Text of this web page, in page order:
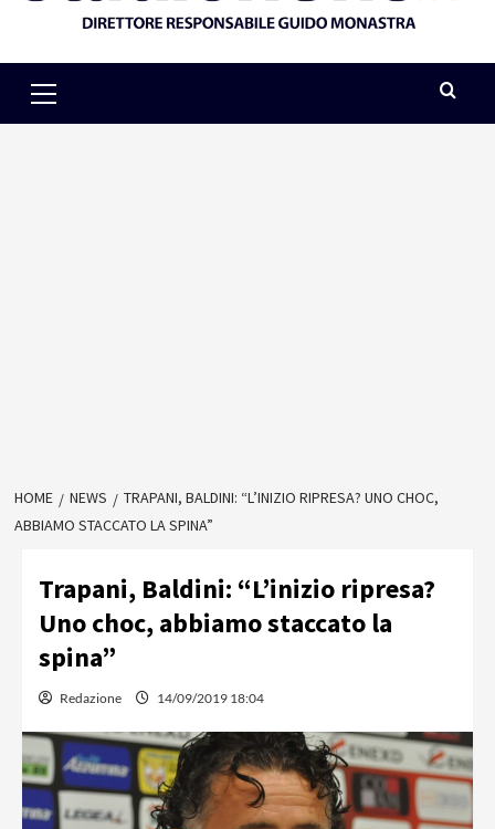
Menu
HOME NEWS
TRAPANI, BALDINI: “L’INIZIO RIPRESA? UNO CHOC,
ABBIAMO STACCATO LA SPINA”
Trapani, Baldini: “L’inizio ripresa?
Uno choc, abbiamo staccato la
spina”
Redazione 14/09/2019 18:04